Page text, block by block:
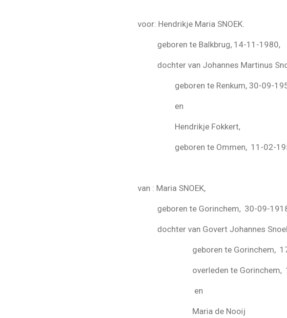
voor: Hendrikje Maria SNOEK.
geboren te Balkbrug, 14-11-1980,
dochter van Johannes Martinus
geboren te Renkum, 30-09-
en
Hendrikje Fokkert,
geboren te Ommen, 11-02-
van : Maria SNOEK,
geboren te Gorinchem, 30-09-
dochter van Govert Johannes
geboren te Gorinchem, 17-
overleden te Gorinchem,
en
Maria de Nooij